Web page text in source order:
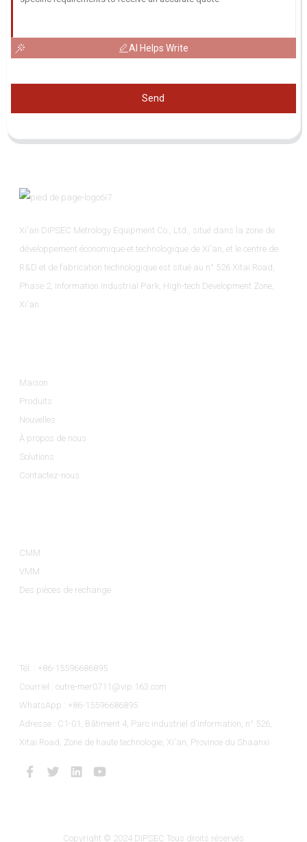
AI Helps Write
Send
Xi'an DIPSEC Metrology Equipment Co., Ltd., situé dans la zone de
développement économique et technologique de Xi'an, et le centre de
R&D et de fabrication technologique est situé au n° 526 Xitai Road,
Phase 2, Information Industrial Park, High-tech Development Zone,
Xi'an.
Maison
Produits
Nouvelles
À propos de nous
Solutions
Contactez-nous
CMM
VMM
Des pièces de rechange
Tél. : +86-15596686895
Courriel : outre-mer0711@vip.163.com
WhatsApp : +86-15596686895
Adresse : C1-01, Bâtiment 4, Parc industriel d'information, n° 526,
Xitai Road, Zone de haute technologie, Xi'an, Province du Shaanxi
Copyright © 2024 DIPSEC Tous droits réservés